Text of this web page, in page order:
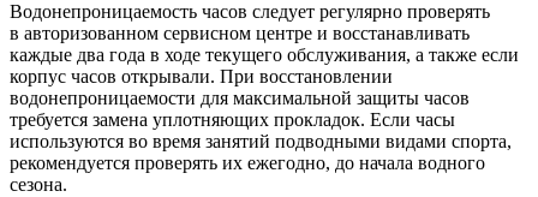
Водонепроницаемость часов следует регулярно проверять
в авторизованном сервисном центре и восстанавливать
каждые два года в ходе текущего обслуживания, а также если
корпус часов открывали. При восстановлении
водонепроницаемости для максимальной защиты часов
требуется замена уплотняющих прокладок. Если часы
используются во время занятий подводными видами спорта,
рекомендуется проверять их ежегодно, до начала водного
сезона.